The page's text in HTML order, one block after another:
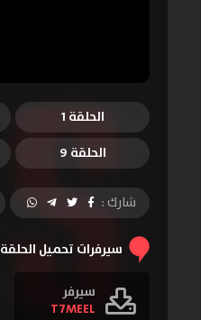
الحلقة 1
الحلقة 9
شارك :
سيرفرات تحميل الحلقة
سيرفر
T7MEEL